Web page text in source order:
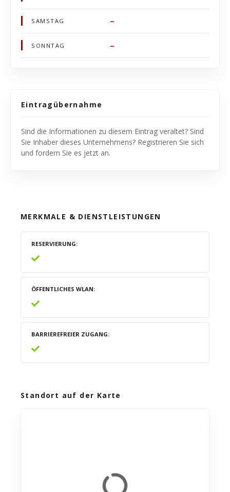
SAMSTAG –
SONNTAG –
Eintragübernahme
Sind die Informationen zu diesem Eintrag veraltet? Sind
Sie Inhaber dieses Unternehmens? Registrieren Sie sich
und fordern Sie es jetzt an.
MERKMALE & DIENSTLEISTUNGEN
RESERVIERUNG
ÖFFENTLICHES WLAN
BARRIEREFREIER ZUGANG
Standort auf der Karte